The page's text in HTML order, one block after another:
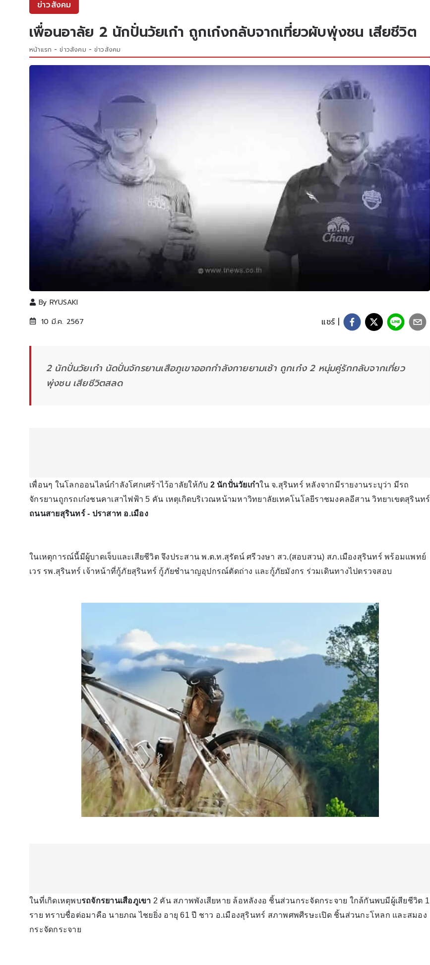
ข่าวสังคม
เพื่อนอาลัย 2 นักปั่นวัยเก๋า ถูกเก๋งกลับจากเที่ยวผับพุ่งชน เสียชีวิต
หน้าแรก ข่าวสังคม ข่าวสังคม
By RYUSAKI
10 มี.ค. 2567
แชร์ |
2 นักปั่นวัยเก๋า นัดปั่นจักรยานเสือภูเขาออกกำลังกายยามเช้า ถูกเก๋ง 2 หนุ่มคู่รักกลับจากเที่ยว
พุ่งชน เสียชีวิตสลด
เพื่อนๆ ในโลกออนไลน์กำลังโศกเศร้าไว้อาลัยให้กับ 2 นักปั่นวัยเก๋าใน จ.สุรินทร์ หลังจากมีรายงานระบุว่า มีรถ
จักรยานถูกรถเก๋งชนคาเสาไฟฟ้า 5 คัน เหตุเกิดบริเวณหน้ามหาวิทยาลัยเทคโนโลยีราชมงคลอีสาน วิทยาเขตสุรินทร์
ถนนสายสุรินทร์ - ปราสาท อ.เมือง
ในเหตุการณ์นี้มีผู้บาดเจ็บและเสียชีวิต จึงประสาน พ.ต.ท.สุรัตน์ ศรีวงษา สว.(สอบสวน) สภ.เมืองสุรินทร์ พร้อมแพทย์
เวร รพ.สุรินทร์ เจ้าหน้าที่กู้ภัยสุรินทร์ กู้ภัยชำนาญอุปกรณ์ตัดถ่าง และกู้ภัยมังกร ร่วมเดินทางไปตรวจสอบ
ในที่เกิดเหตุพบรถจักรยานเสือภูเขา 2 คัน สภาพพังเสียหาย ล้อหลังงอ ชิ้นส่วนกระจัดกระจาย ใกล้กันพบมีผู้เสียชีวิต 1
ราย ทราบชื่อต่อมาคือ นายภณ ไชยยิ่ง อายุ 61 ปี ชาว อ.เมืองสุรินทร์ สภาพศพศีรษะเปิด ชิ้นส่วนกะโหลก และสมอง
กระจัดกระจาย